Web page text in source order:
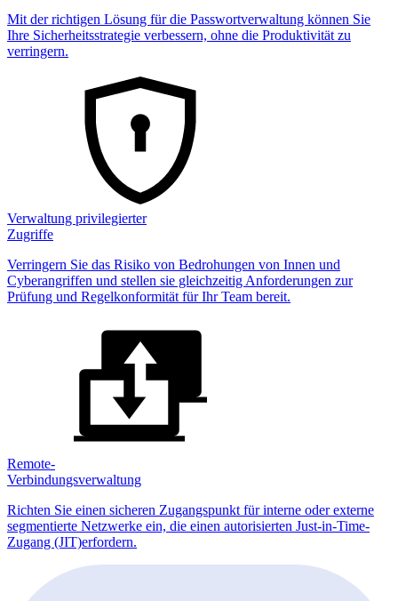
Mit der richtigen Lösung für die Passwortverwaltung können Sie
Ihre Sicherheitsstrategie verbessern, ohne die Produktivität zu
verringern.
Verwaltung privilegierter
Zugriffe
Verringern Sie das Risiko von Bedrohungen von Innen und
Cyberangriffen und stellen sie gleichzeitig Anforderungen zur
Prüfung und Regelkonformität für Ihr Team bereit.
Remote-
Verbindungsverwaltung
Richten Sie einen sicheren Zugangspunkt für interne oder externe
segmentierte Netzwerke ein, die einen autorisierten Just-in-Time-
Zugang (JIT)erfordern.